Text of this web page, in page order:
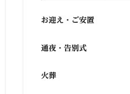
お迎え・ご安置
通夜・告別式
火葬